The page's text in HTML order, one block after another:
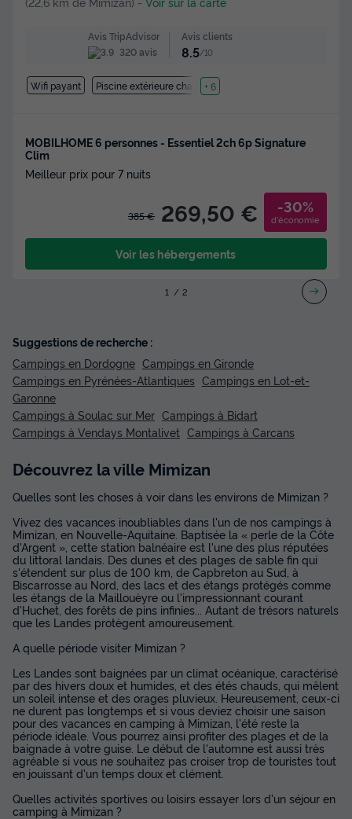
Avis TripAdvisor
320 avis
Avis clients
8.5/10
Wifi payant Piscine extérieure chauffée
+ 6
MOBILHOME 6 personnes - Essentiel 2ch 6p Signature
Clim
Meilleur prix pour 7 nuits
385 € 269,50 € -30%
d'économie
Voir les hébergements
1 2
Suggestions de recherche :
Campings en Dordogne Campings en Gironde
Campings en Pyrénées-Atlantiques Campings en Lot-et-
Garonne
Campings à Soulac sur Mer Campings à Bidart
Campings à Vendays Montalivet Campings à Carcans
Découvrez la ville Mimizan
Quelles sont les choses à voir dans les environs de Mimizan ?
Vivez des vacances inoubliables dans l'un de nos campings à
Mimizan, en Nouvelle-Aquitaine. Baptisée la « perle de la Côte
d'Argent », cette station balnéaire est l'une des plus réputées
du littoral landais. Des dunes et des plages de sable fin qui
s'étendent sur plus de 100 km, de Capbreton au Sud, à
Biscarrosse au Nord, des lacs et des étangs protégés comme
les étangs de la Maillouèyre ou l'impressionnant courant
d'Huchet, des forêts de pins infinies... Autant de trésors naturels
que les Landes protègent amoureusement.
A quelle période visiter Mimizan ?
Les Landes sont baignées par un climat océanique, caractérisé
par des hivers doux et humides, et des étés chauds, qui mêlent
un soleil intense et des orages pluvieux. Heureusement, ceux-ci
ne durent pas longtemps et si vous deviez choisir une saison
pour des vacances en camping à Mimizan, l'été reste la
période idéale. Vous pourrez ainsi profiter des plages et de la
baignade à votre guise. Le début de l'automne est aussi très
agréable si vous ne souhaitez pas croiser trop de touristes tout
en jouissant d'un temps doux et clément.
Quelles activités sportives ou loisirs essayer lors d'un séjour en
camping à Mimizan ?